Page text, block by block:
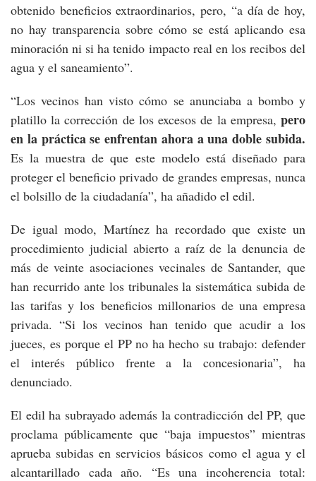
obtenido beneficios extraordinarios, pero, “a día de hoy,
no hay transparencia sobre cómo se está aplicando esa
minoración ni si ha tenido impacto real en los recibos del
agua y el saneamiento”.
“Los vecinos han visto cómo se anunciaba a bombo y
platillo la corrección de los excesos de la empresa, pero
en la práctica se enfrentan ahora a una doble subida.
Es la muestra de que este modelo está diseñado para
proteger el beneficio privado de grandes empresas, nunca
el bolsillo de la ciudadanía”, ha añadido el edil.
De igual modo, Martínez ha recordado que existe un
procedimiento judicial abierto a raíz de la denuncia de
más de veinte asociaciones vecinales de Santander, que
han recurrido ante los tribunales la sistemática subida de
las tarifas y los beneficios millonarios de una empresa
privada. “Si los vecinos han tenido que acudir a los
jueces, es porque el PP no ha hecho su trabajo: defender
el interés público frente a la concesionaria”, ha
denunciado.
El edil ha subrayado además la contradicción del PP, que
proclama públicamente que “baja impuestos” mientras
aprueba subidas en servicios básicos como el agua y el
alcantarillado cada año. “Es una incoherencia total: